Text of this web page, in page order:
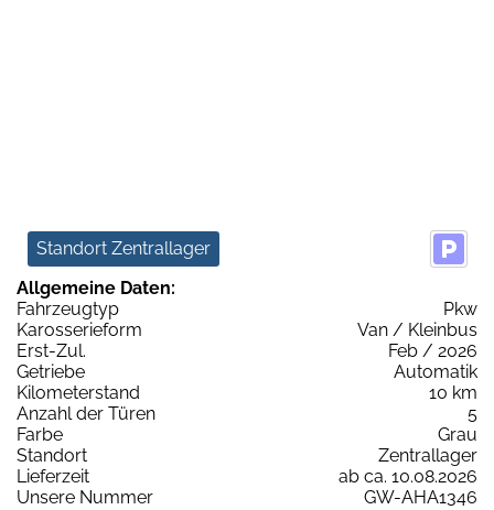
Standort Zentrallager
Allgemeine Daten:
Fahrzeugtyp
Pkw
Karosserieform
Van / Kleinbus
Erst-Zul.
Feb / 2026
Getriebe
Automatik
Kilometerstand
10 km
Anzahl der Türen
5
Farbe
Grau
Standort
Zentrallager
Lieferzeit
ab ca. 10.08.2026
Unsere Nummer
GW-AHA1346